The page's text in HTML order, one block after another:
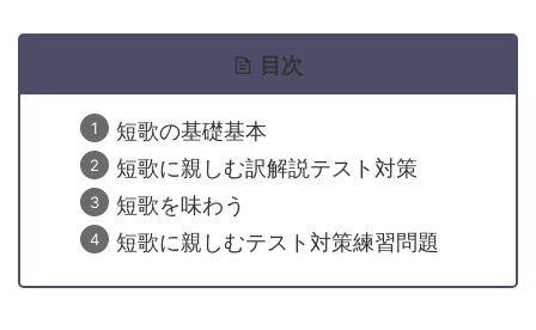
目次
短歌の基礎基本
短歌に親しむ訳解説テスト対策
短歌を味わう
短歌に親しむテスト対策練習問題